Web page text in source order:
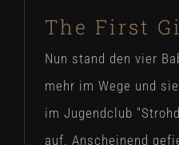
Our
The First
Nun stand den vier
mehr im Wege und
im Jugendclub
auf. Anscheinend